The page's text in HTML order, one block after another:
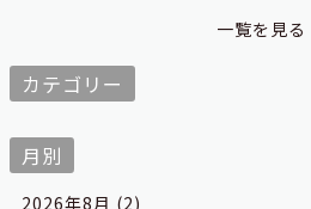
一覧を見る
カテゴリー
月別
2026年8月 (2)